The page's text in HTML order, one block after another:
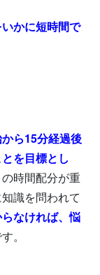
かに短時間で
ら15分経過後
を目標とし
時間配分が重
識を問われて
なければ、悩
。